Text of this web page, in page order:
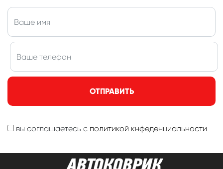
ОТПРАВИТЬ
вы соглашаетесь с политикой кнфеденциальности